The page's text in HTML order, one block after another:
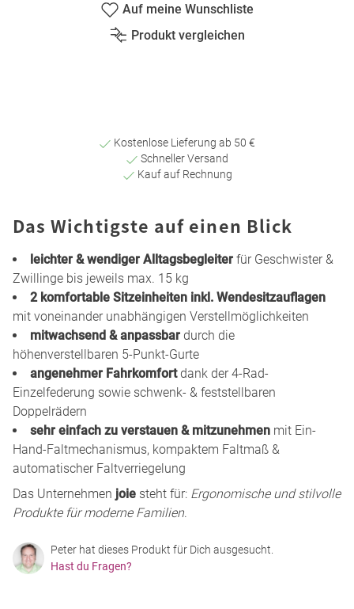
Auf meine Wunschliste
Produkt vergleichen
Kostenlose Lieferung ab 50 €
Schneller Versand
Kauf auf Rechnung
Das Wichtigste auf einen Blick
leichter & wendiger Alltagsbegleiter für Geschwister &
Zwillinge bis jeweils max. 15 kg
2 komfortable Sitzeinheiten inkl. Wendesitzauflagen
mit voneinander unabhängigen Verstellmöglichkeiten
mitwachsend & anpassbar durch die
höhenverstellbaren 5-Punkt-Gurte
angenehmer Fahrkomfortdank der 4-Rad-
Einzelfederung sowie schwenk- & feststellbaren
Doppelrädern
sehr einfach zu verstauen & mitzunehmen mit Ein-
Hand-Faltmechanismus, kompaktem Faltmaß &
automatischer Faltverriegelung
Das Unternehmen joie steht für: Ergonomische und stilvolle
Produkte für moderne Familien.
Peter hat dieses Produkt für Dich ausgesucht.
Hast du Fragen?